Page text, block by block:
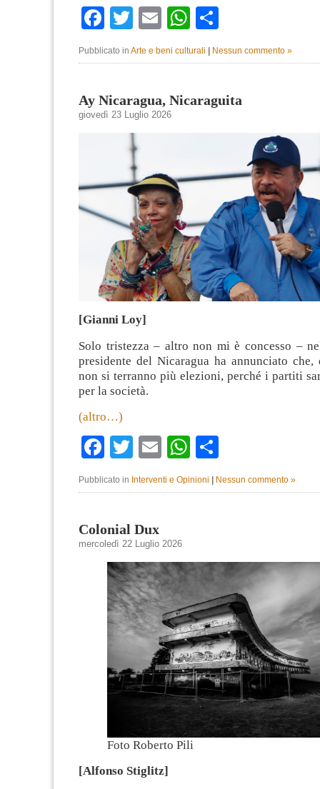
Facebook
TwitterEmailWhatsApp
Pubblicato in Arte e beni culturali Nessun commento »
Ay Nicaragua, Nicaraguita
giovedì 23 Luglio 2026
[Gianni Loy]
Solo tristezza – altro non mi è concesso –
presidente del Nicaragua ha annunciato che,
non si terranno più elezioni, perché i partiti
per la società.
(altro…)
Facebook
TwitterEmailWhatsApp
Pubblicato in Interventi e Opinioni Nessun commento »
Colonial Dux
mercoledì 22 Luglio 2026
Foto Roberto Pili
[Alfonso Stiglitz]